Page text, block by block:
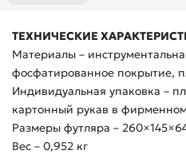
ТЕХНИЧЕСКИЕ
Материалы –
фосфатированное покрытие,
Индивидуальная упаковка –
картонный рукав в
Размеры футляра –
Вес – 0,952 кг